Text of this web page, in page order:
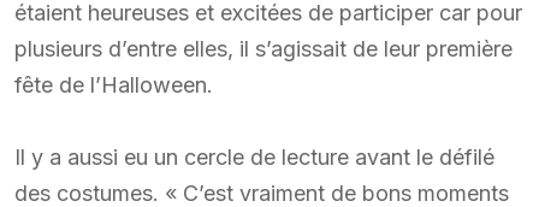
étaient heureuses et excitées de participer car pour
plusieurs d’entre elles, il s’agissait de leur première
fête de l’Halloween.
Il y a aussi eu un cercle de lecture avant le défilé
des costumes. « C’est vraiment de bons moments